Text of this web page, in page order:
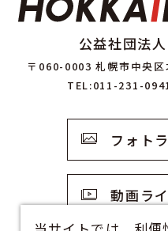
公益社団法
〒060-0003 札幌市中央
TEL:011-231-
フォト
動画ラ